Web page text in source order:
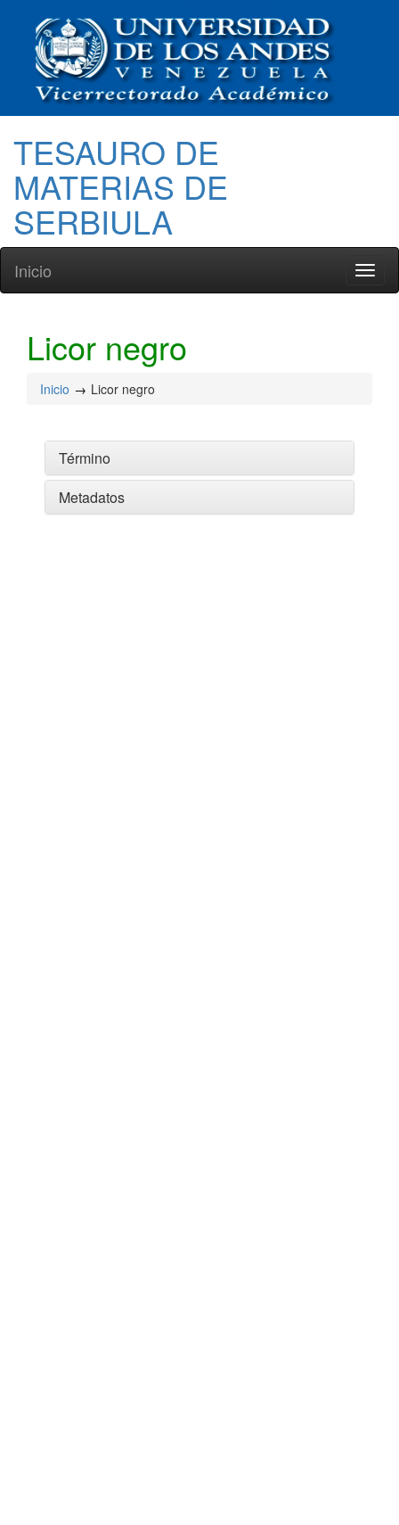
TESAURO DE
MATERIAS DE
SERBIULA
Inicio
Licor negro
Inicio Licor negro
Término
Metadatos